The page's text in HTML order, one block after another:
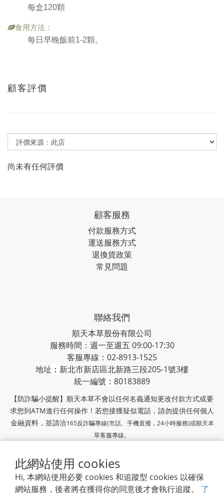
此網站使用 cookies
Hi, 本網站使用必要 cookies 和追蹤型 cookies 以確保
網站服務，後者將在獲得你的同意後才會執行追蹤。 了
每盒120顆
食用方法：
每日早晚飯前1-2顆。
顧客評價
尚未有任何評價
顧客服務
付款服務方式
運送服務方式
退換貨政策
常見問題
聯絡我們
順天本草股份有限公司
服務時間：週一至週五 09:00-17:30
客服專線：02-8913-1525
地址 ： 新北市新店區北新路三段205-1號3樓
統一編號 ： 80183889
【防詐騙小提醒】順天本草不會以任何名義通知更改付款方式或要
求您到ATM進行任何操作！若您接獲疑似電話，請勿提供任何個人
金融資料，並請洽165反詐騙專線(市話、手機直撥，24小時服務)或順天本
草客服專線。
順天本草官網|隱私條款
順天堂集團